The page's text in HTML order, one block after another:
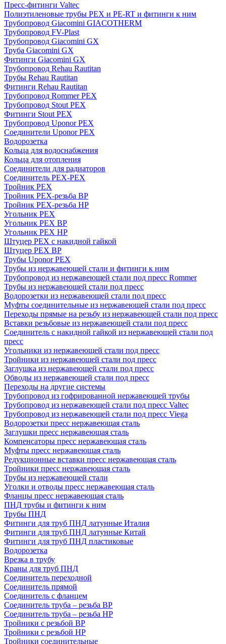
Пресс-фитинги Valtec
Полиэтиленовые трубы PEX и PE-RT и фитинги к ним
Трубопровод Giacomini GIACOTHERM
Трубопровод FV-Plast
Трубопровод Giacomini GX
Труба Giacomini GX
Фитинги Giacomini GX
Трубопровод Rehau Rautitan
Трубы Rehau Rautitan
Фитинги Rehau Rautitan
Трубопровод Rommer PEX
Трубопровод Stout PEX
Фитинги Stout PEX
Трубопровод Uponor PEX
Соединители Uponor PEX
Водорозетка
Кольца для водоснабжения
Кольца для отопления
Соединители для радиаторов
Соединитель PEX-PEX
Тройник PEX
Тройник PEX-резьба ВР
Тройник PEX-резьба НР
Угольник PEX
Угольник PEX ВР
Угольник PEX НР
Штуцер PEX c накидной гайкой
Штуцер PEX ВР
Трубы Uponor PEX
Трубы из нержавеющей стали и фитинги к ним
Трубопровод из нержавеющей стали под пресс Rommer
Трубы из нержавеющей стали под пресс
Водорозетки из нержавеющей стали под пресс
Муфты соединительные из нержавеющей стали под пресс
Переходы прямые на резьбу из нержавеющей стали под пресс
Вставки резьбовые из нержавеющей стали под пресс
Соединитель с накидной гайкой из нержавеющей стали под
пресс
Угольники из нержавеющей стали под пресс
Тройники из нержавеющей стали под пресс
Заглушка из нержавеющей стали под пресс
Обводы из нержавеющей стали под пресс
Переходы на другие системы
Трубопровод из гофрированной нержавеющей трубы
Трубопровод из нержавеющей стали под пресс Valtec
Трубопровод из нержавеющей стали под пресс Viega
Водорозетки пресс нержавеющая сталь
Заглушки пресс нержавеющая сталь
Компенсаторы пресс нержавеющая сталь
Муфты пресс нержавеющая сталь
Редукционные вставки пресс нержавеющая сталь
Тройники пресс нержавеющая сталь
Трубы из нержавеющей стали
Уголки и отводы пресс нержавеющая сталь
Фланцы пресс нержавеющая сталь
ПНД трубы и фитинги к ним
Трубы ПНД
Фитинги для труб ПНД латунные Италия
Фитинги для труб ПНД латунные Китай
Фитинги для труб ПНД пластиковые
Водорозетка
Врезка в трубу
Краны для труб ПНД
Соединитель переходной
Соединитель прямой
Соединитель с фланцем
Соединитель труба – резьба ВР
Соединитель труба – резьба НР
Тройники с резьбой ВР
Тройники с резьбой НР
Тройники соединительные